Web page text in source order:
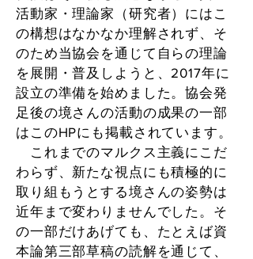
活動家・理論家（研究者）にはこ
の構想はなかなか理解されず、そ
のため当協会を通じて自らの理論
を展開・普及しようと、2017年に
設立の準備を始めました。協会発
足後の境さんの活動の成果の一部
はこのHPにも掲載されています。
これまでのマルクス主義にこだ
わらず、新たな視点にも積極的に
取り組もうとする境さんの姿勢は
近年まで変わりませんでした。そ
の一部だけあげても、たとえば資
本論第三部草稿の読解を通じて、